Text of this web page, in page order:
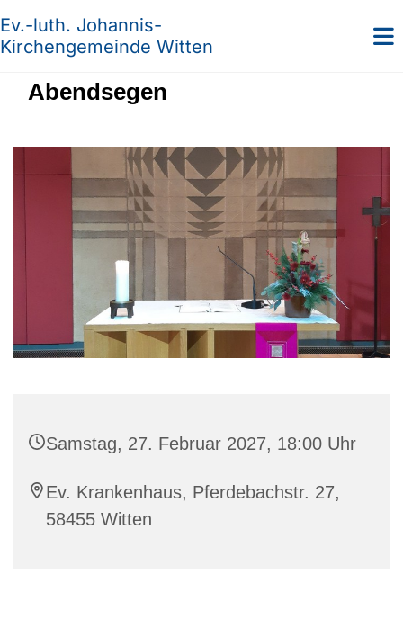
Ev.-luth. Johannis-
Kirchengemeinde Witten
Abendsegen
Samstag, 27. Februar 2027, 18:00 Uhr
Ev. Krankenhaus, Pferdebachstr. 27,
58455 Witten